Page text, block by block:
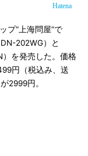
Hatena
プ“上海問屋”で
DN-202WG）と
）を発売した。価格
円（税込み、送
2999円。